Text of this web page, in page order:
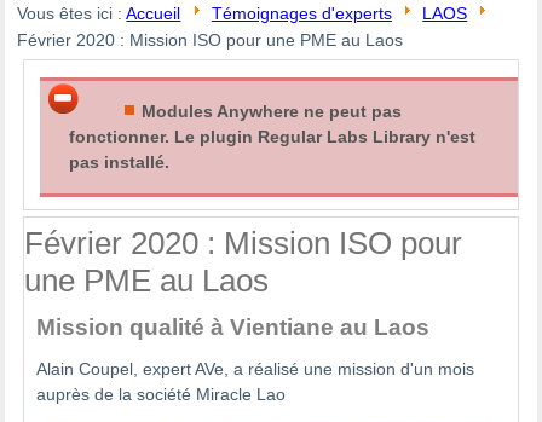
Vous êtes ici :Accueil Témoignages d'experts
LAOS
Février 2020 : Mission ISO pour une PME au Laos
Modules Anywhere ne peut pas
fonctionner. Le plugin Regular Labs Library n'est
pas installé.
Février 2020 : Mission ISO pour
une PME au Laos
Mission qualité à Vientiane au Laos
Alain Coupel, expert AVe, a réalisé une mission d'un mois
auprès de la société Miracle Lao